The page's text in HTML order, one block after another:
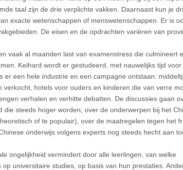
taal zijn de drie verplichte vakken. Daarnaast kun je
exacte wetenschappen of menswetenschappen. Er is
De eisen en de opdrachten variëren van
vaak al maanden last van examenstress die culmineert
Keihard wordt er gestudeerd, met nauwelijks tijd voor
er een hele industrie en een campagne ontstaan:
hotels voor ouders en kinderen die van verre
verhalen en verhitte debatten. De discussies gaan
die steeds hoger worden, over de onderwerpen bij het
of te populair), over de maatregelen tegen het
onderwijs volgens experts nog steeds hecht aan
ongelijkheid vermindert door alle leerlingen, van welke
universitaire studies, op basis van hun prestaties.